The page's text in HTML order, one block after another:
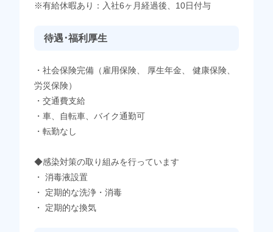
※有給休暇あり：入社6ヶ月経過後、10日付与
待遇･福利厚生
・社会保険完備（雇用保険、 厚生年金、 健康保険、
労災保険）
・交通費支給
・車、自転車、バイク通勤可
・転勤なし
◆感染対策の取り組みを行っています
・ 消毒液設置
・ 定期的な洗浄・消毒
・ 定期的な換気